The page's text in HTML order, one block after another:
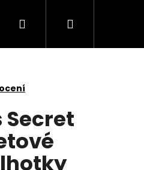
PřihlášeníNákupní
Secret